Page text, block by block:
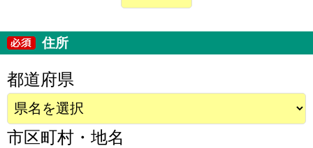
住所
都道府県
市区町村・地名